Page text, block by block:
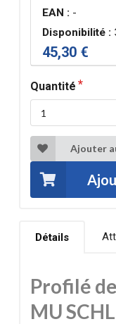
EAN : -
Disponibilité :
45,30 €
Quantité
Ajouter
Détails
Profilé
MU